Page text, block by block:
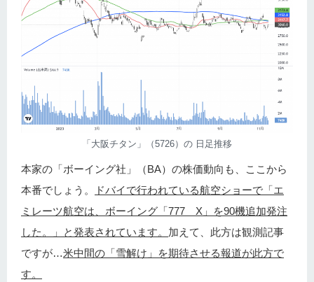
「大阪チタン」（5726）の 日足推移
本家の「ボーイング社」（BA）の株価動向も、ここから
本番でしょう。
ドバイで行われている航空ショーで「エ
ミレーツ航空は、ボーイング「777 X」を90機追加発注
した。」と発表されています。 加えて、此方は観測記事
ですが…米中間の「雪解け」を期待させる報道が此方で
す。